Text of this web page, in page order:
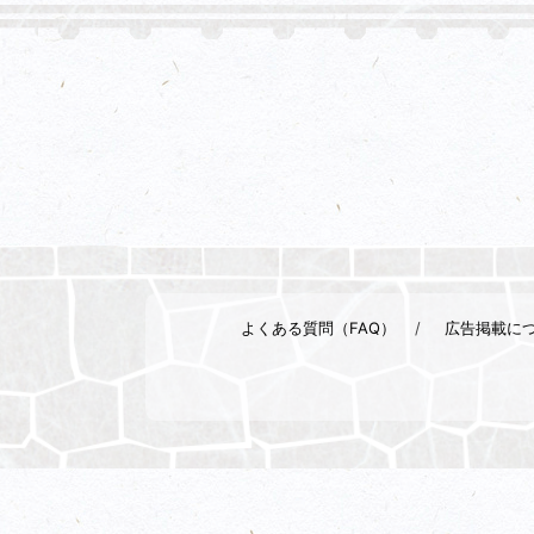
よくある質問（FAQ） 広告掲載に